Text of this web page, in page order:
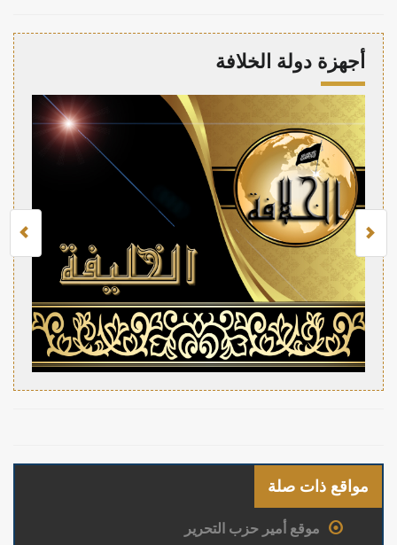
أجهزة دولة الخلافة
مواقع ذات صلة
موقع أمير حزب التحرير